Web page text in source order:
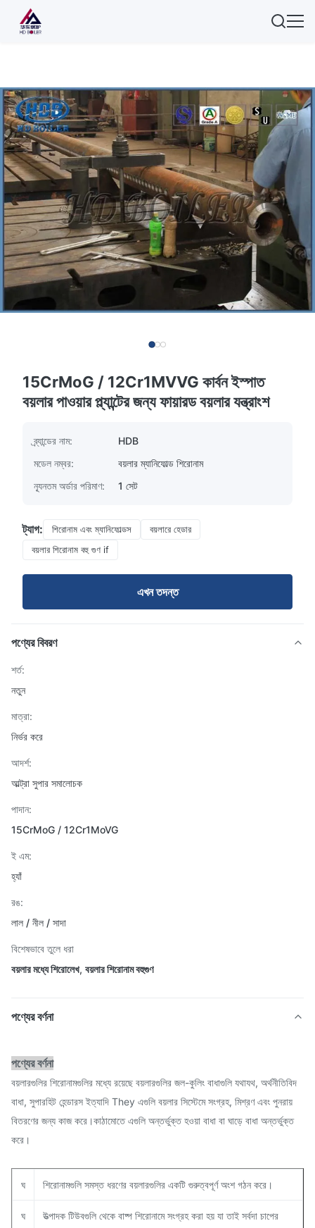
15CrMoG / 12Cr1MVVG কার্বন ইস্পাত
বয়লার পাওয়ার প্ল্যান্টের জন্য ফায়ারড বয়লার যন্ত্রাংশ
ব্র্যান্ডের নাম:
HDB
মডেল নম্বর:
বয়লার ম্যানিফোল্ড শিরোনাম
ন্যূনতম অর্ডার পরিমাণ:
1 সেট
ট্যাগ: শিরোনাম এবং ম্যানিফোল্ডস
বয়লারে হেডার
বয়লার শিরোনাম বহু গুণ if
এখন তদন্ত
পণ্যের বিবরণ
শর্ত:
নতুন
মাত্রা:
নির্ভর করে
আদর্শ:
আল্ট্রা সুপার সমালোচক
পাদান:
15CrMoG / 12Cr1MoVG
ই এম:
হ্যাঁ
রঙ:
লাল / নীল / সাদা
বিশেষভাবে তুলে ধরা
বয়লার মধ্যে শিরোলেখ, বয়লার শিরোনাম বহুগুণ
পণ্যের বর্ণনা
পণ্যের বর্ণনা
বয়লারগুলির শিরোনামগুলির মধ্যে রয়েছে বয়লারগুলির জল-কুলিং বাধাগুলি যথাযথ, অর্থনীতিবিদ
বাধা, সুপারহিট হেন্ডারস ইত্যাদি They এগুলি বয়লার সিস্টেমে সংগ্রহ, মিশ্রণ এবং পুনরায়
বিতরণের জন্য কাজ করে।কাঠামোতে এগুলি অন্তর্ভুক্ত হওয়া বাধা বা ঘাড়ে বাধা অন্তর্ভুক্ত
করে।
ঘ শিরোনামগুলি সমস্ত ধরণের বয়লারগুলির একটি গুরুত্বপূর্ণ অংশ গঠন করে।
ঘ
উত্পাদক টিউবগুলি থেকে বাষ্প শিরোনামে সংগ্রহ করা হয় যা তাই সর্বদা চাপের